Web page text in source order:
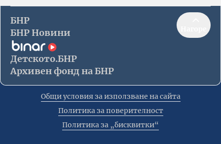
БНР
БНР Новини
Детското.БНР
Архивен фонд на БНР
Общи условия за използване на сайта
Политика за поверителност
Политика за „бисквитки“